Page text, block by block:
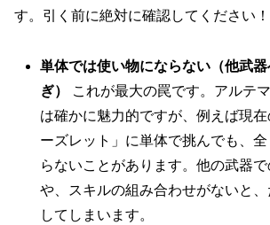
す。引く前に絶対に確認してください！
単体では使い物にならない（他武
ぎ）
これが最大の罠です。アルテ
は確かに魅力的ですが、例えば現在
ーズレット」に単体で挑んでも、
らないことがあります。他の武器
や、スキルの組み合わせがないと
してしまいます。